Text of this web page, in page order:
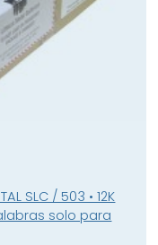
SLC / 503 • 12K
solo para